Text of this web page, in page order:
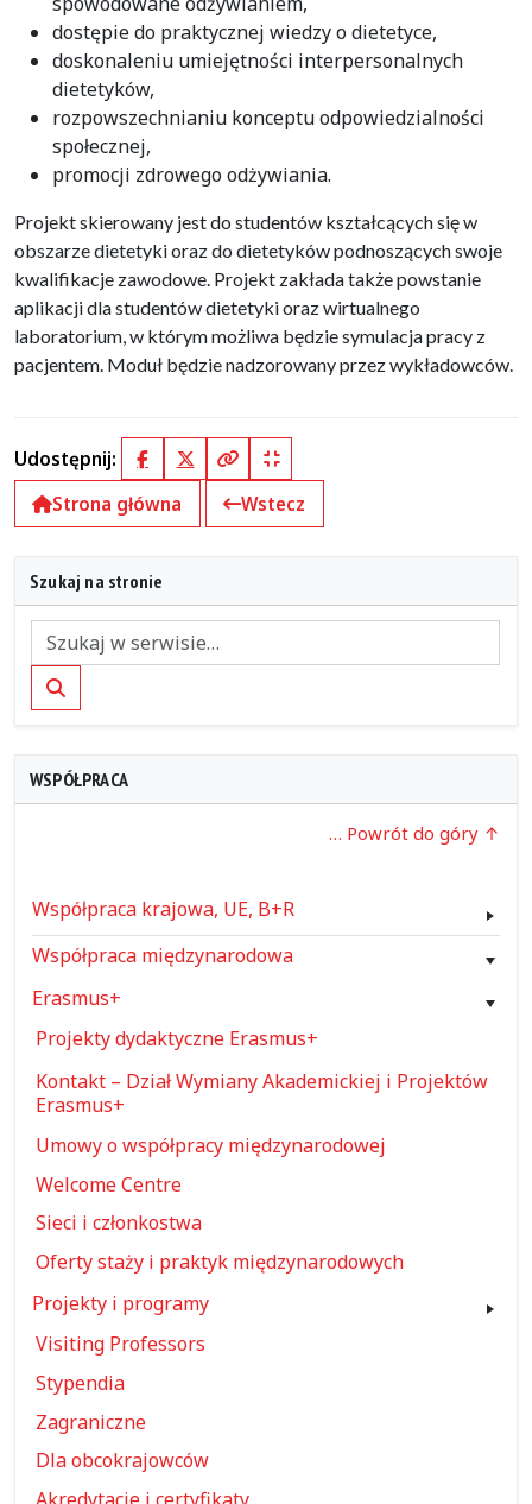
dostępie do praktycznej wiedzy o dietetyce,
doskonaleniu umiejętności interpersonalnych
dietetyków,
rozpowszechnianiu konceptu odpowiedzialności
społecznej,
promocji zdrowego odżywiania.
Projekt skierowany jest do studentów kształcących się w
obszarze dietetyki oraz do dietetyków podnoszących swoje
kwalifikacje zawodowe. Projekt zakłada także powstanie
aplikacji dla studentów dietetyki oraz wirtualnego
laboratorium, w którym możliwa będzie symulacja pracy z
pacjentem. Moduł będzie nadzorowany przez wykładowców.
Udostępnij: FacebookX (Twitter)
Kopiuj pełny link
Kopiuj krótki link
Strona główna
Wstecz
Szukaj na stronie
Szukaj
WSPÓŁPRACA
… Powrót do góry
Współpraca krajowa, UE, B+R
Współpraca międzynarodowa
Erasmus+
Projekty dydaktyczne Erasmus+
Kontakt – Dział Wymiany Akademickiej i Projektów
Erasmus+
Umowy o współpracy międzynarodowej
Welcome Centre
Sieci i członkostwa
Oferty staży i praktyk międzynarodowych
Projekty i programy
Visiting Professors
Stypendia
Zagraniczne
Dla obcokrajowców